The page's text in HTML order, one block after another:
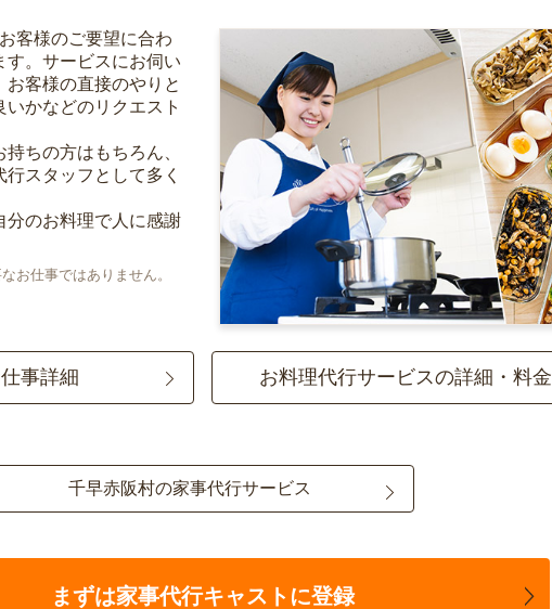
客様のご要望に合わ
。サービスにお伺い
客様の直接のやりと
かなどのリクエスト
ちの方はもちろん、
スタッフとして多く
分のお料理で人に感謝
お仕事ではありません。
事詳細 お料理代行サービスの詳細・料金
千早赤阪村の家事代行サービス
まずは家事代行キャストに登録